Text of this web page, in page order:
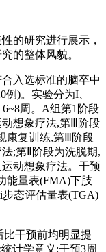
的研究进行展示，
的整体风貌。
入选标准的脑卒中
)。实验分为I、
6~8周。A组第1阶段
想象疗法,第Ⅲ阶段
康复训练,第Ⅲ阶段
;第Ⅱ阶段为洗脱期,
动想象疗法。干预
能量表(FMA)下肢
步态评估量表(TGA)
干预前均明显提
计学意义;干预3周